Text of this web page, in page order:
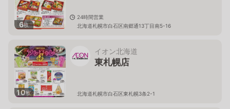
6枚
24時間営業
北海道札幌市白石区南郷通13丁目南5-16
10枚
イオン北海道
東札幌店
北海道札幌市白石区東札幌3条2-1